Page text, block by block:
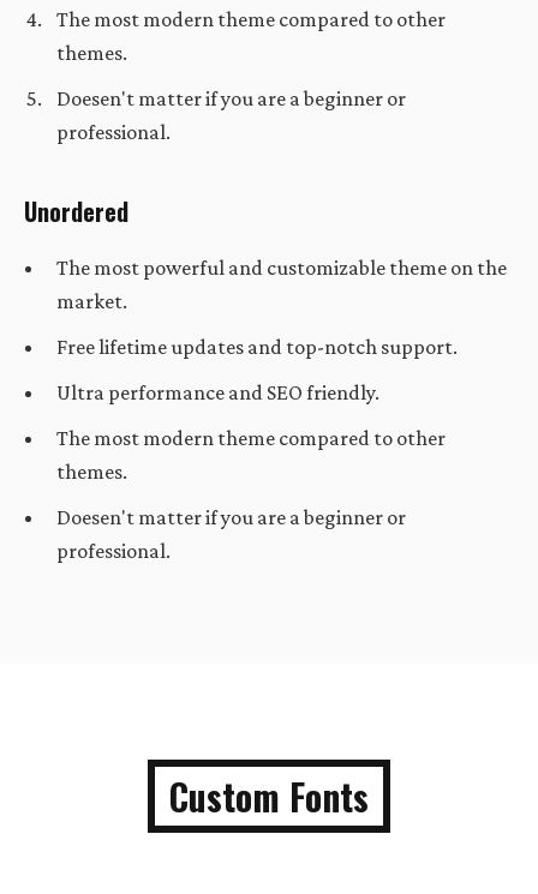
The most modern theme compared to other
themes.
Doesen't matter if you are a beginner or
professional.
Unordered
The most powerful and customizable theme on the
market.
Free lifetime updates and top-notch support.
Ultra performance and SEO friendly.
The most modern theme compared to other
themes.
Doesen't matter if you are a beginner or
professional.
Custom Fonts